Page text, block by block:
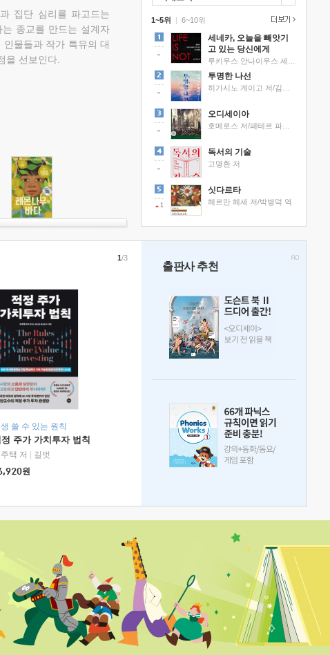
집단 심리를 파고드는
종교를 만드는 설계자
물들과 작가 특유의 대
을 선보인다.
1~5위 |
세네카, 오늘을 빼앗기
고 있는 당신에게
투명한 나선
오디세이아
독서의 기술
고명환 저
1
싯다르타
헤르만 헤세 저/박병덕 역
6~10위
쓸 수 있는 원칙
정 주가 가치투자 법칙
택 저
길벗
원
1/3
출판사 추천